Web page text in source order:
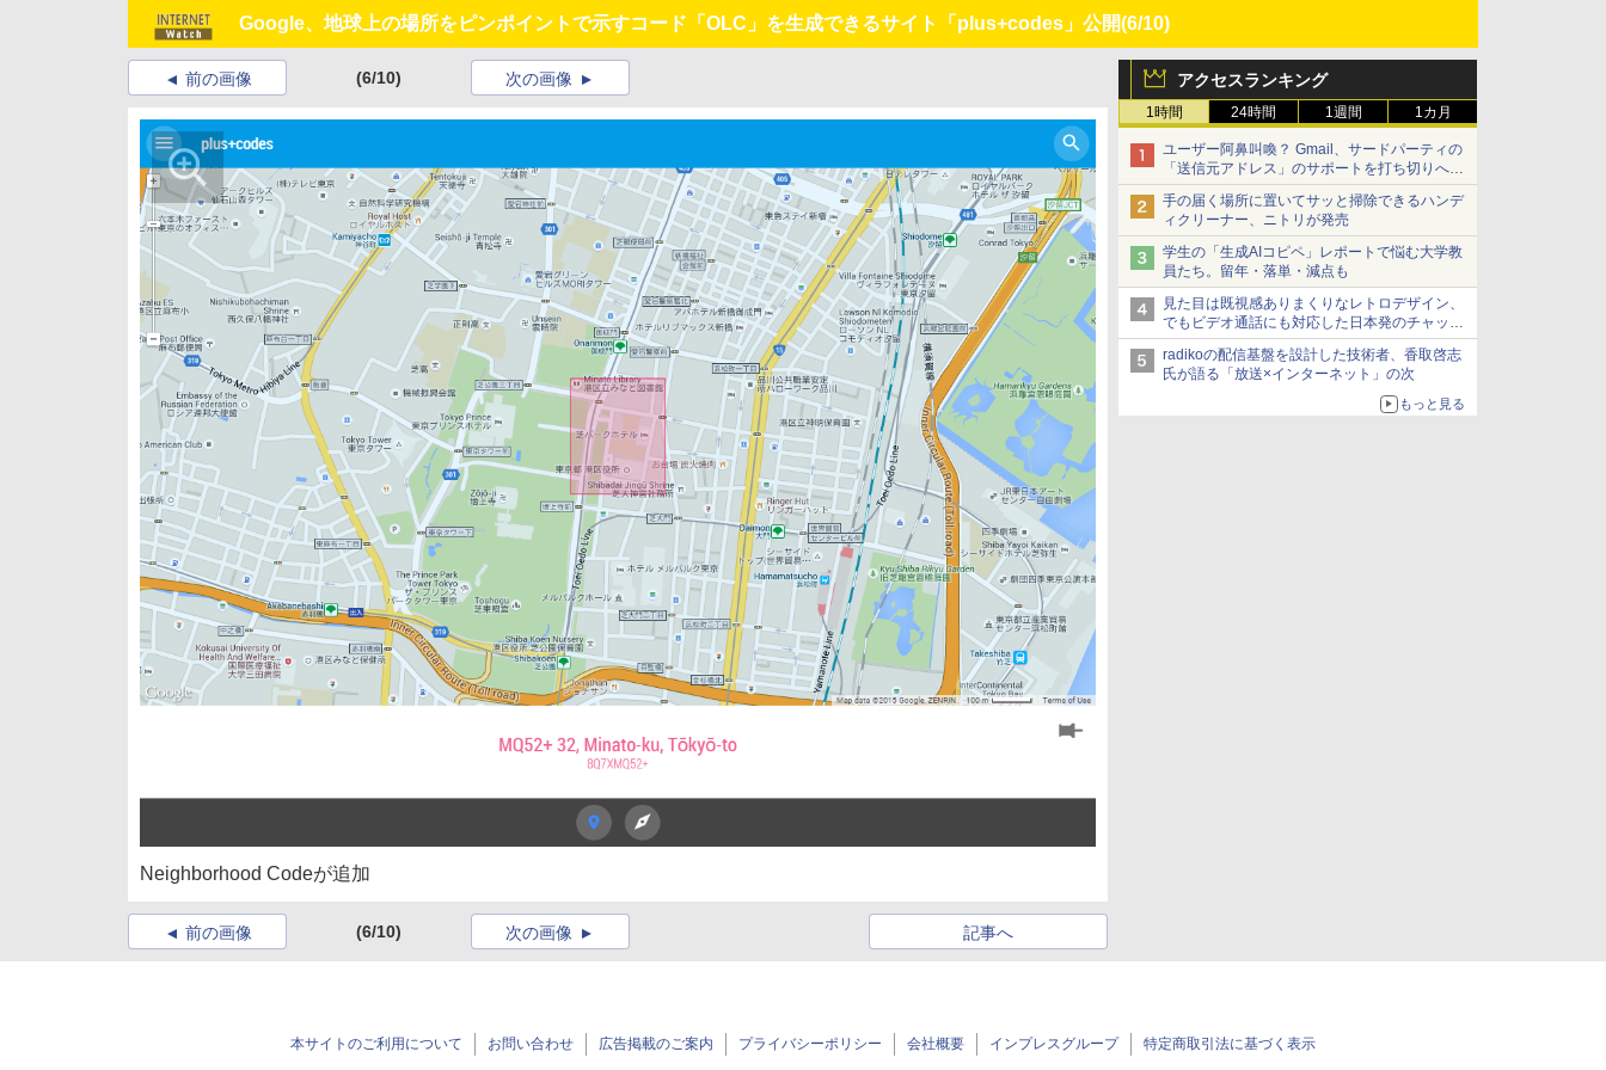
Google、地球上の場所をピンポイントで示すコード「OLC」を生成できるサイト「plus+codes」公開(6/10)
アクセスランキング
1時間 24時間 1週間 1カ月
ユーザー阿鼻叫喚？ Gmail、サードパーティの
「送信元アドレス」のサポートを打ち切りへ
【やじうまWatch】
手の届く場所に置いてサッと掃除できるハンデ
ィクリーナー、ニトリが発売
学生の「生成AIコピペ」レポートで悩む大学教
員たち。留年・落単・減点も
見た目は既視感ありまくりなレトロデザイン、
でもビデオ通話にも対応した日本発のチャット
アプリが登場【やじうまWatch】
radikoの配信基盤を設計した技術者、香取啓志
氏が語る「放送×インターネット」の次
もっと見る
前の画像 (6/10) 次の画像
Neighborhood Codeが追加
前の画像 (6/10) 記事へ
次の画像
本サイトのご利用について お問い合わせ 広告掲載のご案内 プライバシーポリシー 会社概要 インプレスグループ 特定商取引法に基づく表示